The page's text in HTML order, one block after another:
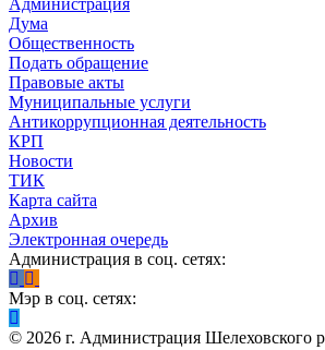
Дума
Общественность
Подать обращение
Правовые акты
Муниципальные услуги
Антикоррупционная деятельность
КРП
Новости
ТИК
Карта сайта
Архив
Электронная очередь
Администрация в соц. сетях:
Мэр в соц. сетях:
© 2026 г. Администрация Шелеховского